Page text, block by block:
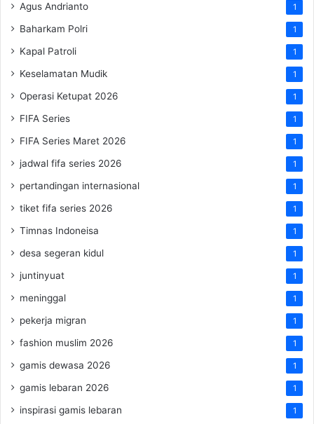
Agus Andrianto 1
Baharkam Polri 1
Kapal Patroli 1
Keselamatan Mudik 1
Operasi Ketupat 2026 1
FIFA Series 1
FIFA Series Maret 2026 1
jadwal fifa series 2026 1
pertandingan internasional 1
tiket fifa series 2026 1
Timnas Indoneisa 1
desa segeran kidul 1
juntinyuat 1
meninggal 1
pekerja migran 1
fashion muslim 2026 1
gamis dewasa 2026 1
gamis lebaran 2026 1
inspirasi gamis lebaran 1